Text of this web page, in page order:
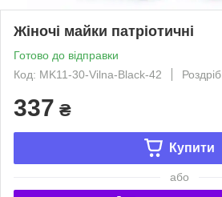
Жіночі майки патріотичні
Готово до відправки
Код: MK11-30-Vilna-Black-42
Роздріб
337 ₴
Купити
або